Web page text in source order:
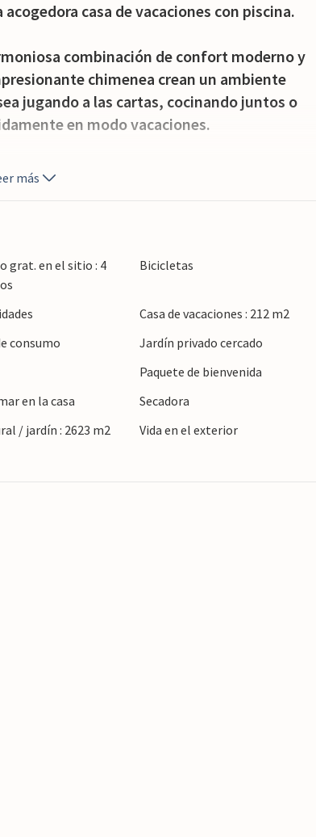
casa de vacaciones con piscina.
combinación de confort moderno y
chimenea crean un ambiente
jugando a las cartas, cocinando juntos o
en modo vacaciones.
libre y disfrute de las hermosas vistas sobre
su plaza del mercado, visite los cafés
el campo de los alrededores y suba al
con sus impresionantes paisajes de
más
grat. en el sitio : 4
Bicicletas
Casa de vacaciones : 212 m2
consumo
Jardín privado cercado
Paquete de bienvenida
en la casa
Secadora
/ jardín : 2623 m2
Vida en el exterior